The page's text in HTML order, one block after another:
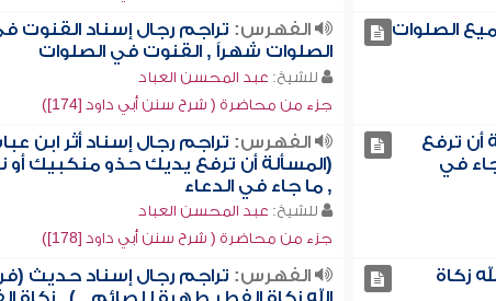
الصلوات
الفهرس: تراجم رجال إسناد القنوت
الصلوات شهراً , القنوت في الصلوات
للشيخ: عبد المحسن العباد
جزء من محاضرة ( شرح سنن أبي داود [174])
أن ترفع
في
الفهرس: تراجم رجال إسناد أثر ابن
(المسألة أن ترفع يديك حذو منكبيك أو
, ما جاء في الدعاء
للشيخ: عبد المحسن العباد
جزء من محاضرة ( شرح سنن أبي داود [178])
زكاة
الفهرس: تراجم رجال إسناد حديث